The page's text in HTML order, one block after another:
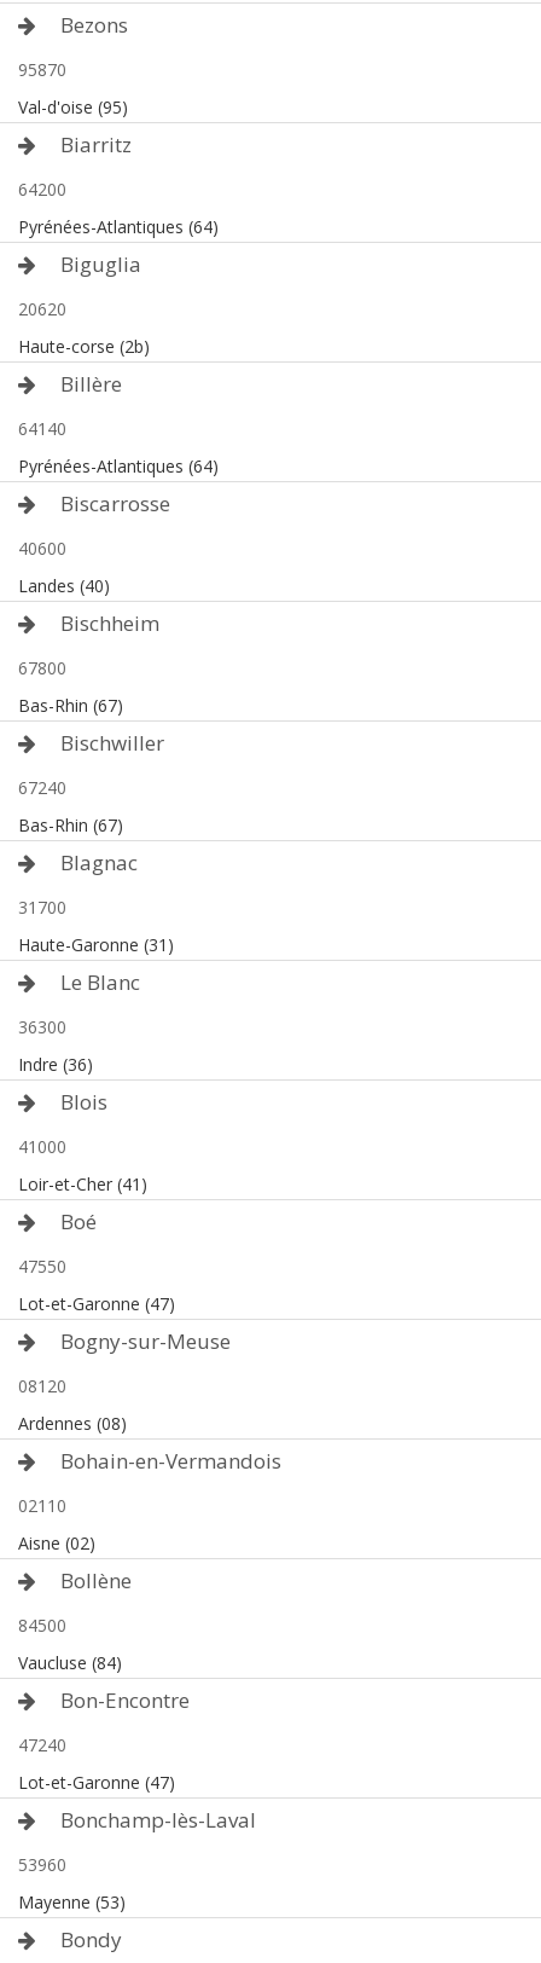
Bezons
95870
Val-d'oise (95)
Biarritz
64200
Pyrénées-Atlantiques (64)
Biguglia
20620
Haute-corse (2b)
Billère
64140
Pyrénées-Atlantiques (64)
Biscarrosse
40600
Landes (40)
Bischheim
67800
Bas-Rhin (67)
Bischwiller
67240
Bas-Rhin (67)
Blagnac
31700
Haute-Garonne (31)
Le Blanc
36300
Indre (36)
Blois
41000
Loir-et-Cher (41)
Boé
47550
Lot-et-Garonne (47)
Bogny-sur-Meuse
08120
Ardennes (08)
Bohain-en-Vermandois
02110
Aisne (02)
Bollène
84500
Vaucluse (84)
Bon-Encontre
47240
Lot-et-Garonne (47)
Bonchamp-lès-Laval
53960
Mayenne (53)
Bondy